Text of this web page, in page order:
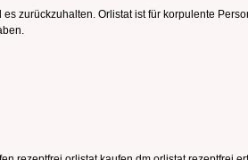
zurückzuhalten. Orlistat ist für korpulente